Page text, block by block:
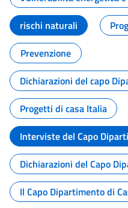
rischi naturali
Prevenzione
Dichiarazioni del capo
Progetti di casa Italia
Interviste del Capo
Dichiarazioni del Capo
Il Capo Dipartimento di